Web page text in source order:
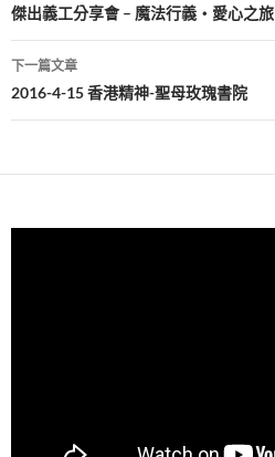
導
覽
傑出義工分享會 – 魔法行義‧愛心之旅
下一篇文章
2016-4-15 香港精神-聖母玫瑰書院